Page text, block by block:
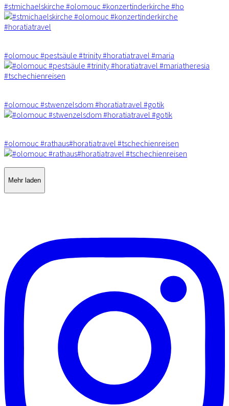
#stmichaelskirche #olomouc #konzertinderkirche #ho
#olomouc #pestsäule #trinity #horatiatravel #maria
#olomouc #stwenzelsdom #horatiatravel #gotik
#olomouc #rathaus#horatiatravel #tschechienreisen
Mehr laden